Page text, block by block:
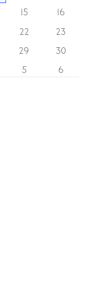
15
16
22
23
29
30
5 6